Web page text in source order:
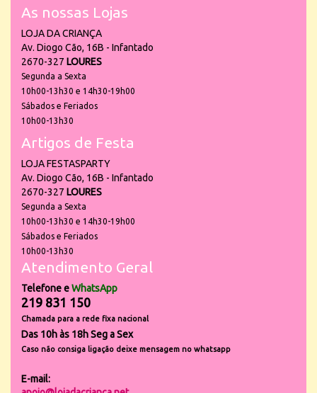
As nossas Lojas
LOJA DA CRIANÇA
Av. Diogo Cão, 16B - Infantado
2670-327 LOURES
Segunda a Sexta
10h00-13h30 e 14h30-19h00
Sábados e Feriados
10h00-13h30
Artigos de Festa
LOJA FESTASPARTY
Av. Diogo Cão, 16B - Infantado
2670-327 LOURES
Segunda a Sexta
10h00-13h30 e 14h30-19h00
Sábados e Feriados
10h00-13h30
Atendimento Geral
Telefone eWhatsApp
219 831 150
Chamada para a rede fixa nacional
Das 10h às 18h Seg a Sex
Caso não consiga ligação deixe mensagem no whatsapp
E-mail: